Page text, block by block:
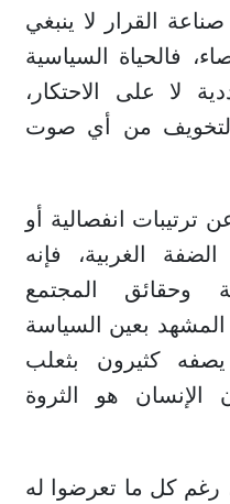
القرار لا ينبغي
فالحياة السياسية
لا على الاحتكار،
من أي صوت
ترتيبات انفصالية أو
الغربية، فإنه
وحقائق المجتمع
بعين السياسة
كثيرون بثعلب
الإنسان هو الثروة
رغم كل ما تعرضوا له